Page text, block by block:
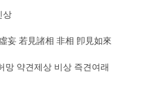
상
妄 若見諸相 非相 卽見如來
망 약견제상 비상 즉견여래